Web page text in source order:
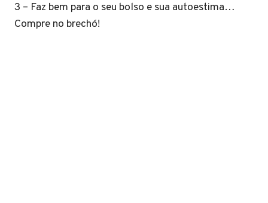
3 – Faz bem para o seu bolso e sua autoestima…
Compre no brechó!